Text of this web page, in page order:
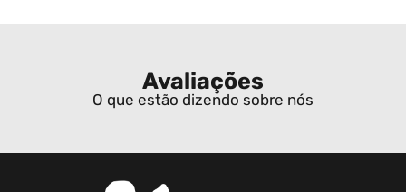
Avaliações
O que estão dizendo sobre nós